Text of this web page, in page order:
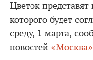
Цветок
которого будет
среду, 1 марта,
новостей «Москва»